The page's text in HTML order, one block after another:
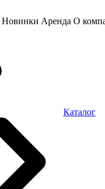
Новинки Аренда О
Каталог